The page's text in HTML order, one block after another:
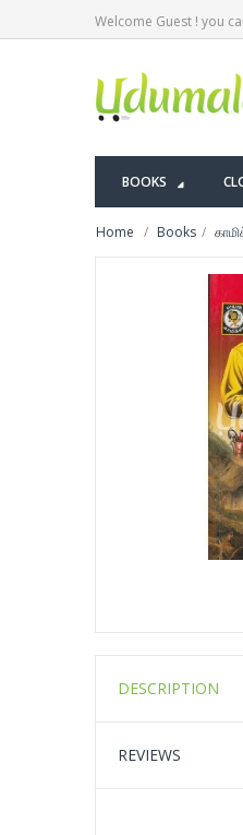
Welcome Guest ! you
BOOKS
Home Books
DESCRIPTION
REVIEWS